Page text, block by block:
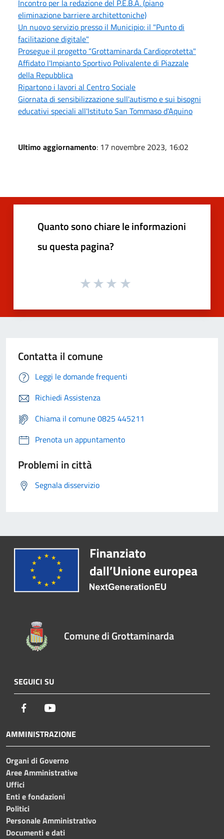
Incontro per la redazione del P.E.B.A. (piano
eliminazione barriere architettoniche)
Un nuovo servizio presso il Municipio: il "Punto di
facilitazione digitale"
Prosegue il progetto “Grottaminarda Cardioprotetta"
Affidato l'Impianto Sportivo Polivalente di Piazzale
della Repubblica
Ripartono i lavori al Centro Sociale
Giornata di sensibilizzazione sull'autismo e sui bisogni
educativi speciali all'Istituto San Tommaso d'Aquino
Ultimo aggiornamento: 17 novembre 2023, 16:02
Quanto sono chiare le informazioni
su questa pagina?
Contatta il comune
Leggi le domande frequenti
Richiedi Assistenza
Chiama il comune 0825 445211
Prenota un appuntamento
Problemi in città
Segnala disservizio
Comune di Grottaminarda
SEGUICI SU
Facebook
AMMINISTRAZIONE
Organi di Governo
Aree Amministrative
Uffici
Enti e fondazioni
Politici
Personale Amministrativo
Documenti e dati